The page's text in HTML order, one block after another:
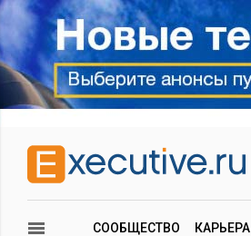
СООБЩЕСТВО КАРЬЕРА